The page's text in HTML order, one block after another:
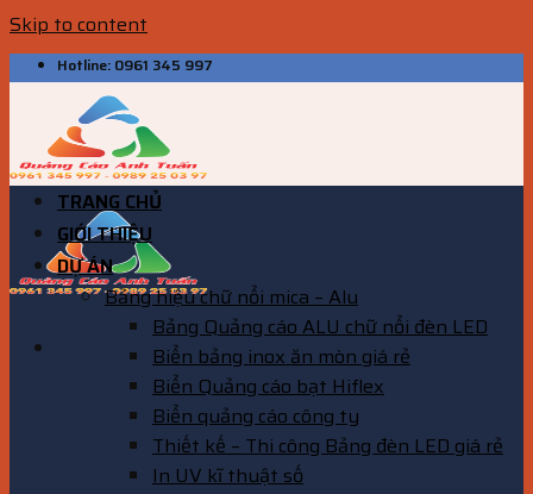
Skip to content
Hotline: 0961 345 997
TRANG CHỦ
GIỚI THIỆU
DỰ ÁN
Bảng hiệu chữ nổi mica – Alu
Bảng Quảng cáo ALU chữ nổi đèn LED
Biển bảng inox ăn mòn giá rẻ
Biển Quảng cáo bạt Hiflex
Biển quảng cáo công ty
Thiết kế – Thi công Bảng đèn LED giá rẻ
In UV kĩ thuật số